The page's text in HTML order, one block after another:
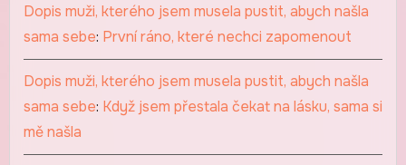
Dopis muži, kterého jsem musela pustit, abych našla
sama sebe: První ráno, které nechci zapomenout
Dopis muži, kterého jsem musela pustit, abych našla
sama sebe: Když jsem přestala čekat na lásku, sama si
mě našla